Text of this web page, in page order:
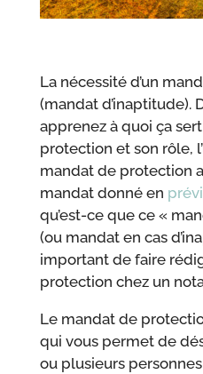
La nécessité d’un
(mandat d’inaptitude).
apprenez à quoi ça
protection et son rôle,
mandat de protection
mandat donné en
qu’est-ce que ce «
(ou mandat en cas
important de faire
protection chez un
Le mandat de
qui vous permet de
ou plusieurs